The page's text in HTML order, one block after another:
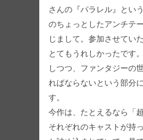
さんの『パラレル』とい
のちょっとしたアンチテ
じまして。参加させてい
とてもうれしかったです
しつつ、ファンタジーの
ればならないという部分
す。
今作は、たとえるなら「
それぞれのキャストが持